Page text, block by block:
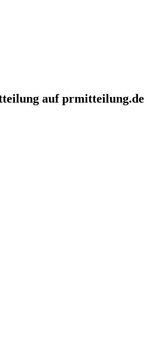
auf prmitteilung.de